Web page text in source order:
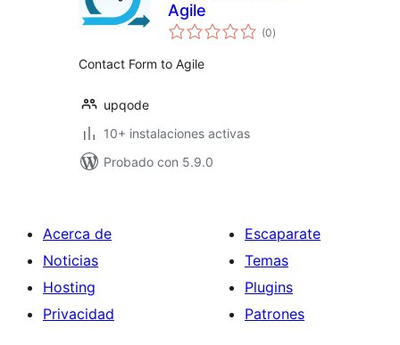
Agile
(0total
de
)
Contact Form to Agile
upqode
10+ instalaciones activas
Probado con 5.9.0
Acerca de
Noticias
Hosting
Privacidad
Escaparate
Temas
Plugins
Patrones